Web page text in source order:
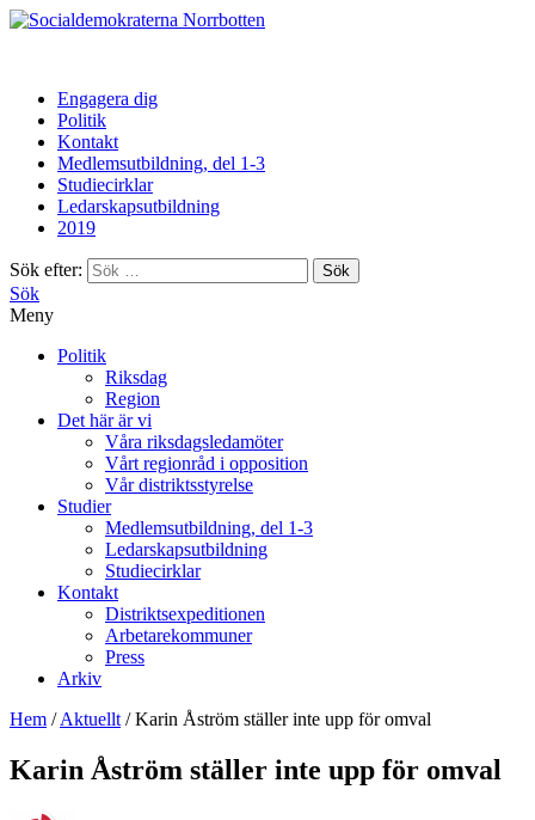
Norrbotten
Engagera dig
Politik
Kontakt
Medlemsutbildning, del 1-3
Studiecirklar
Ledarskapsutbildning
2019
Sök efter:
Sök
Meny
Politik
Riksdag
Region
Det här är vi
Våra riksdagsledamöter
Vårt regionråd i opposition
Vår distriktsstyrelse
Studier
Medlemsutbildning, del 1-3
Ledarskapsutbildning
Studiecirklar
Kontakt
Distriktsexpeditionen
Arbetarekommuner
Press
Arkiv
Hem /Aktuellt /Karin Åström ställer inte upp för omval
Karin Åström ställer inte upp för omval